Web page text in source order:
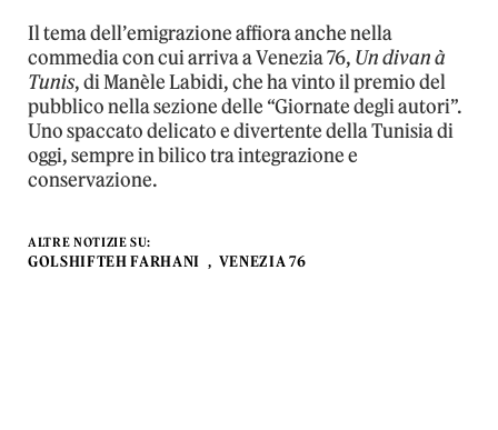
Il tema dell’emigrazione affiora anche nella
commedia con cui arriva a Venezia 76, Un divan à
Tunis, di Manèle Labidi, che ha vinto il premio del
pubblico nella sezione delle “Giornate degli autori”.
Uno spaccato delicato e divertente della Tunisia di
oggi, sempre in bilico tra integrazione e
conservazione.
ALTRE NOTIZIE SU:
GOLSHIFTEH FARHANI VENEZIA 76